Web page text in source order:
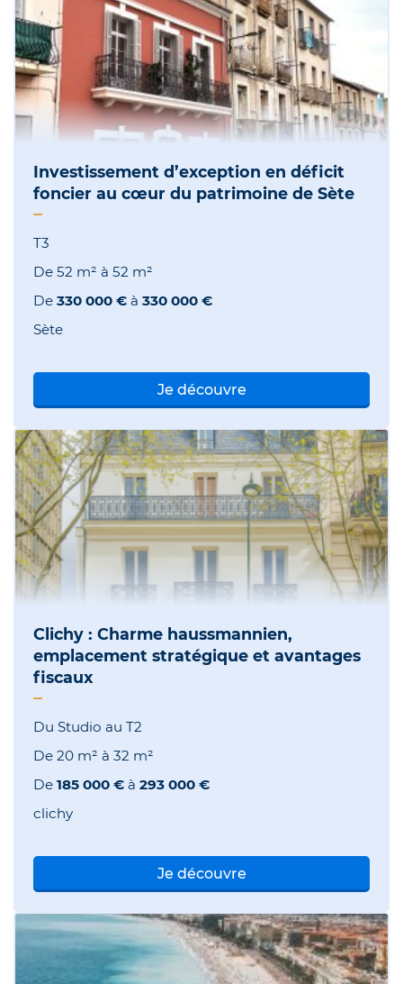
Investissement d’exception en déficit
foncier au cœur du patrimoine de Sète
T3
De 52 m² à 52 m²
De 330 000 € à 330 000 €
Sète
Je découvre
Clichy : Charme haussmannien,
emplacement stratégique et avantages
fiscaux
Du Studio au T2
De 20 m² à 32 m²
De 185 000 € à 293 000 €
clichy
Je découvre